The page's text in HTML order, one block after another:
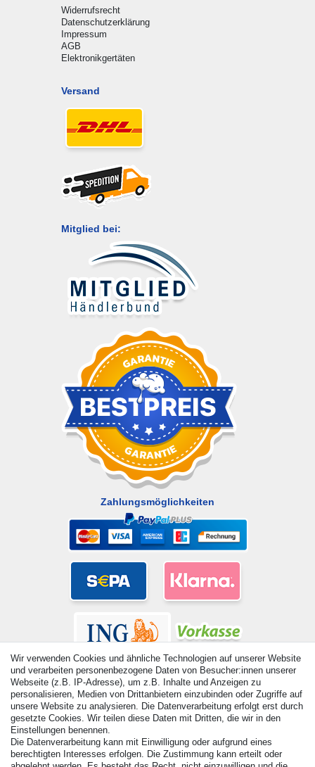
Widerrufsrecht
Datenschutzerklärung
Impressum
AGB
Elektronikgertäten
Versand
Mitglied bei:
Zahlungsmöglichkeiten
© Copyright 2026 | Alle Rechte vorbehalten. - Alle Rechte
vorbehalten. Preisangaben inkl. gesetzl. 19% MwSt. |
Grundpreise siehe Artikeldetail | *Gilt für Lieferungen nach
Deutschland!
Wir verwenden Cookies und ähnliche Technologien auf unserer Website
und verarbeiten personenbezogene Daten von Besucher:innen unserer
Webseite (z.B. IP-Adresse), um z.B. Inhalte und Anzeigen zu
personalisieren, Medien von Drittanbietern einzubinden oder Zugriffe auf
unsere Website zu analysieren. Die Datenverarbeitung erfolgt erst durch
gesetzte Cookies. Wir teilen diese Daten mit Dritten, die wir in den
Einstellungen benennen.
Die Datenverarbeitung kann mit Einwilligung oder aufgrund eines
berechtigten Interesses erfolgen. Die Zustimmung kann erteilt oder